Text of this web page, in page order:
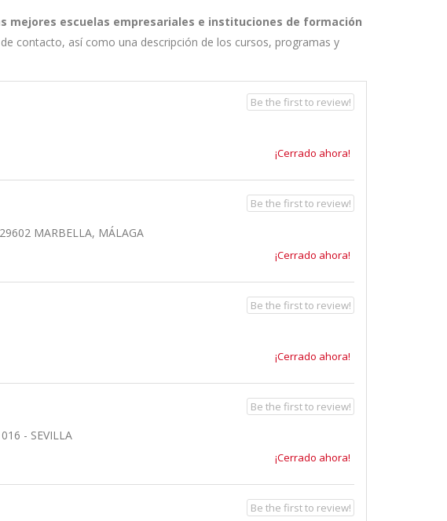
mejores escuelas empresariales e instituciones de formación
contacto, así como una descripción de los cursos, programas y
¡Cerrado ahora!
Be the first to review!
MARBELLA, MÁLAGA
¡Cerrado ahora!
Be the first to review!
¡Cerrado ahora!
Be the first to review!
- SEVILLA
¡Cerrado ahora!
Be the first to review!
Be the first to review!